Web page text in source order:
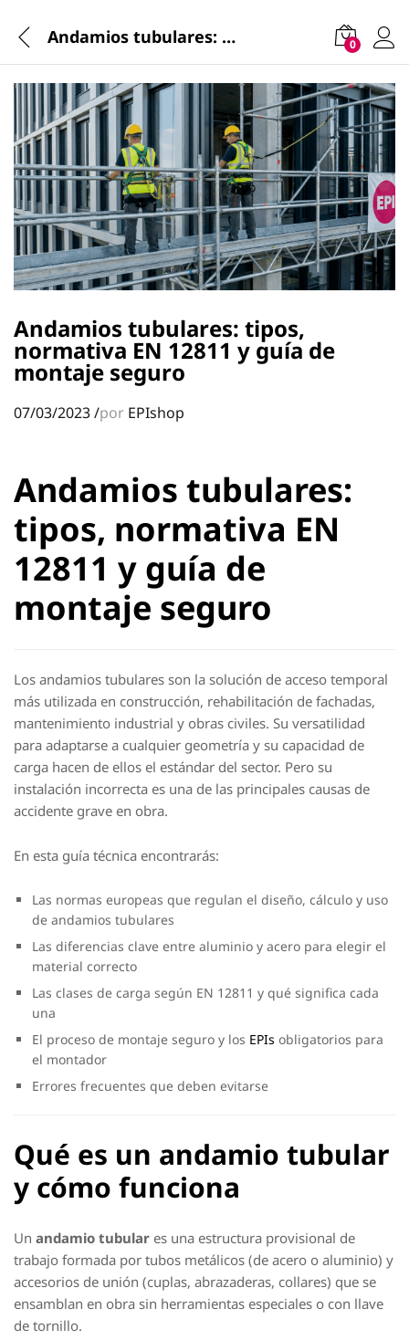
Andamios tubulares: tipos, normativa EN 12811 y guía de montaje seguro 0
Andamios tubulares: tipos,
normativa EN 12811 y guía de
montaje seguro
07/03/2023/por EPIshop
Andamios tubulares:
tipos, normativa EN
12811 y guía de
montaje seguro
Los andamios tubulares son la solución de acceso temporal
más utilizada en construcción, rehabilitación de fachadas,
mantenimiento industrial y obras civiles. Su versatilidad
para adaptarse a cualquier geometría y su capacidad de
carga hacen de ellos el estándar del sector. Pero su
instalación incorrecta es una de las principales causas de
accidente grave en obra.
En esta guía técnica encontrarás:
Las normas europeas que regulan el diseño, cálculo y uso
de andamios tubulares
Las diferencias clave entre aluminio y acero para elegir el
material correcto
Las clases de carga según EN 12811 y qué significa cada
una
El proceso de montaje seguro y los EPIs obligatorios para
el montador
Errores frecuentes que deben evitarse
Qué es un andamio tubular
y cómo funciona
Un andamio tubular es una estructura provisional de
trabajo formada por tubos metálicos (de acero o aluminio) y
accesorios de unión (cuplas, abrazaderas, collares) que se
ensamblan en obra sin herramientas especiales o con llave
de tornillo.